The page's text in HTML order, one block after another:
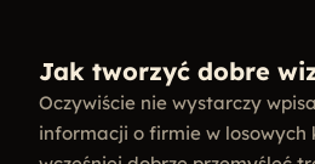
Jak tworzyć dobre
Oczywiście nie wystarczy
informacji o firmie w